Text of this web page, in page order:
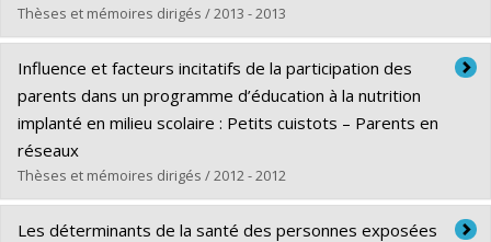
Diplôme obtenu :Ph. D.
Lien vers le document dans Papyrus
Thèses et mémoires dirigés / 2013 - 2013
Diplômé(e) :Laberge Gaudin, Véronique
Cycle :Maîtrise
Diplôme obtenu :M. Sc.
Lien vers le document dans Papyrus
Influence et facteurs incitatifs de la participation des
parents dans un programme d’éducation à la nutrition
implanté en milieu scolaire : Petits cuistots – Parents en
réseaux
Thèses et mémoires dirigés / 2012 - 2012
Diplômé(e) :Diallo, Fatoumata Binta
Les déterminants de la santé des personnes exposées